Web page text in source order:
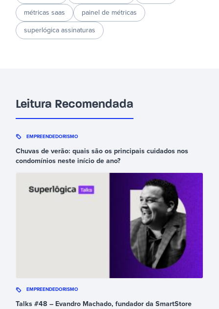
métricas saas painel de métricas
superlógica assinaturas
Leitura Recomendada
EMPREENDEDORISMO
Chuvas de verão: quais são os principais cuidados nos
condomínios neste início de ano?
EMPREENDEDORISMO
Talks #48 – Evandro Machado, fundador da SmartStore